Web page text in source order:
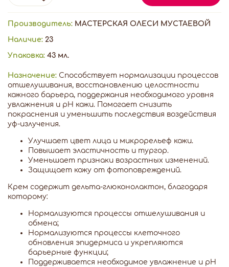
Производитель: МАСТЕРСКАЯ ОЛЕСИ МУСТАЕВОЙ
Наличие: 23
Упаковка: 43 мл.
Назначение: Способствует нормализации процессов
отшелушивания, восстановлению целостности
кожного барьера, поддержания необходимого уровня
увлажнения и рН кожи. Помогает снизить
покраснения и уменьшить последствия воздействия
уф-излучения.
Улучшает цвет лица и микрорельеф кожи.
Повышает эластичность и тургор.
Уменьшает признаки возрастных изменений.
Защищает кожу от фотоповреждений.
Крем содержит дельта-глюконолактон, благодаря
которому:
Нормализуются процессы отшелушивания и
обмена;
Нормализуются процессы клеточного
обновления эпидермиса и укрепляются
барьерные функции;
Поддерживается необходимое увлажнение и рН